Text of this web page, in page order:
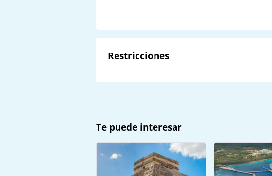
Restricciones
Te puede interesar